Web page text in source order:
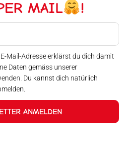
MAIL
!
Mail-Adresse erklärst du dich damit
Daten gemäss unserer
Du kannst dich natürlich
ANMELDEN